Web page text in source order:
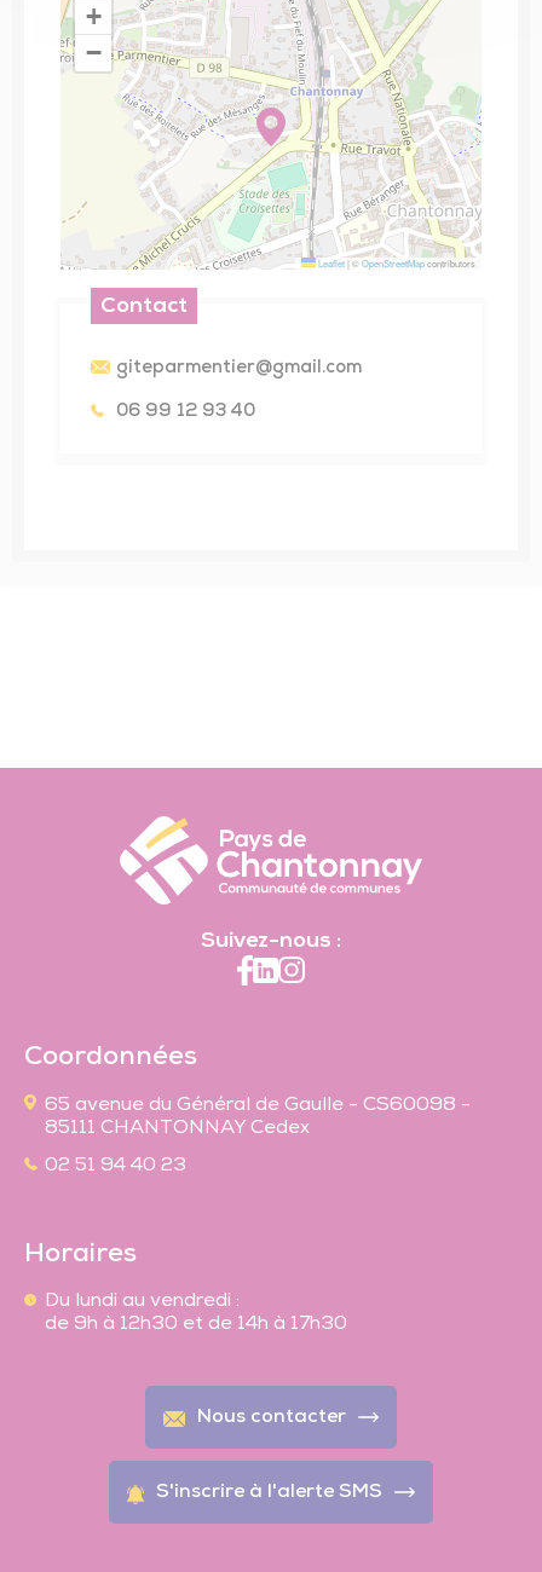
+
−
Leaflet| ©OpenStreetMapcontributors
Contact
giteparmentier@gmail.com
06 99 12 93 40
Suivez-nous :
Coordonnées
65 avenue du Général de Gaulle - CS60098 -
85111 CHANTONNAY Cedex
02 51 94 40 23
Horaires
Du lundi au vendredi :
de 9h à 12h30 et de 14h à 17h30
Nous contacter
S'inscrire à l'alerte SMS